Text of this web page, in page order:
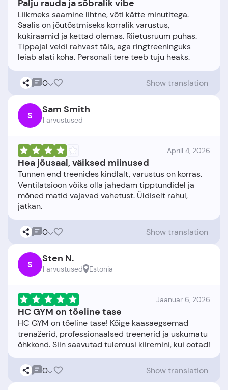
Palju rauda ja sõbralik vibe
Liikmeks saamine lihtne, võti kätte minutitega.
Saalis on jõutõstmiseks korralik varustus,
kükiraamid ja kettad olemas. Riietusruum puhas.
Tippajal veidi rahvast täis, aga ringtreeninguks
0 Show translation
S Sam Smith
1 arvustused
Aprill 4, 2026
Hea jõusaal, väiksed miinused
Tunnen end treenides kindlalt, varustus on korras.
Ventilatsioon võiks olla jahedam tipptundidel ja
mõned matid vajavad vahetust. Üldiselt rahul,
0 Show translation
S Sten N.
1 arvustused Estonia
Jaanuar 6, 2026
HC GYM on tõeline tase
HC GYM on tõeline tase! Kõige kaasaegsemad
trenažerid, professionaalsed treenerid ja uskumatu
0 Show translation